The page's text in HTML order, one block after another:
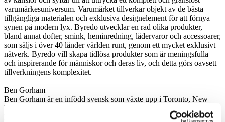
varumärkesuniversum. Varumärket tillverkar objekt av de bästa
tillgängliga materialen och exklusiva designelement för att förnya
synen på modern lyx. Byredo utvecklar en rad olika produkter,
bland annat dofter, smink, heminredning, lädervaror och accessoarer,
som säljs i över 40 länder världen runt, genom ett mycket exklusivt
nätverk. Byredo vill skapa tidlösa produkter som är meningsfulla
och inspirerande för människor och deras liv, och detta görs oavsett
tillverkningens komplexitet.
Ben Gorham
Ben Gorham är en infödd svensk som växte upp i Toronto, New
York och Stockholm. Han föddes av en indisk mamma och en
kanadensisk pappa. Som ung konststuderande i Stockholm skrev